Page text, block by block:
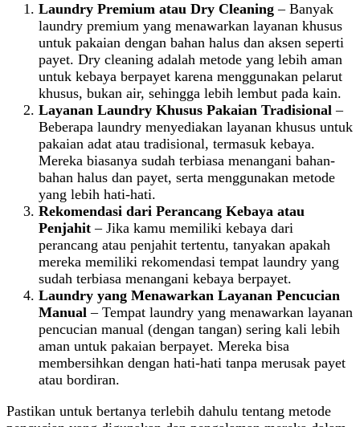
Laundry Premium atau Dry Cleaning – Banyak
laundry premium yang menawarkan layanan khusus
untuk pakaian dengan bahan halus dan aksen seperti
payet. Dry cleaning adalah metode yang lebih aman
untuk kebaya berpayet karena menggunakan pelarut
khusus, bukan air, sehingga lebih lembut pada kain.
Layanan Laundry Khusus Pakaian Tradisional –
Beberapa laundry menyediakan layanan khusus untuk
pakaian adat atau tradisional, termasuk kebaya.
Mereka biasanya sudah terbiasa menangani bahan-
bahan halus dan payet, serta menggunakan metode
yang lebih hati-hati.
Rekomendasi dari Perancang Kebaya atau
Penjahit – Jika kamu memiliki kebaya dari
perancang atau penjahit tertentu, tanyakan apakah
mereka memiliki rekomendasi tempat laundry yang
sudah terbiasa menangani kebaya berpayet.
Laundry yang Menawarkan Layanan Pencucian
Manual – Tempat laundry yang menawarkan layanan
pencucian manual (dengan tangan) sering kali lebih
aman untuk pakaian berpayet. Mereka bisa
membersihkan dengan hati-hati tanpa merusak payet
atau bordiran.
Pastikan untuk bertanya terlebih dahulu tentang metode